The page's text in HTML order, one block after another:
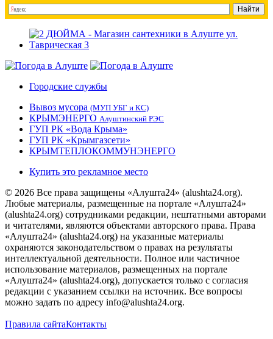
Городские службы
Вывоз мусора (МУП УБГ и КС)
КРЫМЭНЕРГО Алуштинский РЭС
ГУП РК «Вода Крыма»
ГУП РК «Крымгазсети»
КРЫМТЕПЛОКОММУНЭНЕРГО
Купить это рекламное место
© 2026 Все права защищены «Алушта24» (alushta24.org).
Любые материалы, размещенные на портале «Алушта24»
(alushta24.org) сотрудниками редакции, нештатными авторами
и читателями, являются объектами авторского права. Права
«Алушта24» (alushta24.org) на указанные материалы
охраняются законодательством о правах на результаты
интеллектуальной деятельности. Полное или частичное
использование материалов, размещенных на портале
«Алушта24» (alushta24.org), допускается только с согласия
редакции с указанием ссылки на источник. Все вопросы
можно задать по адресу info@alushta24.org.
Правила сайтаКонтакты